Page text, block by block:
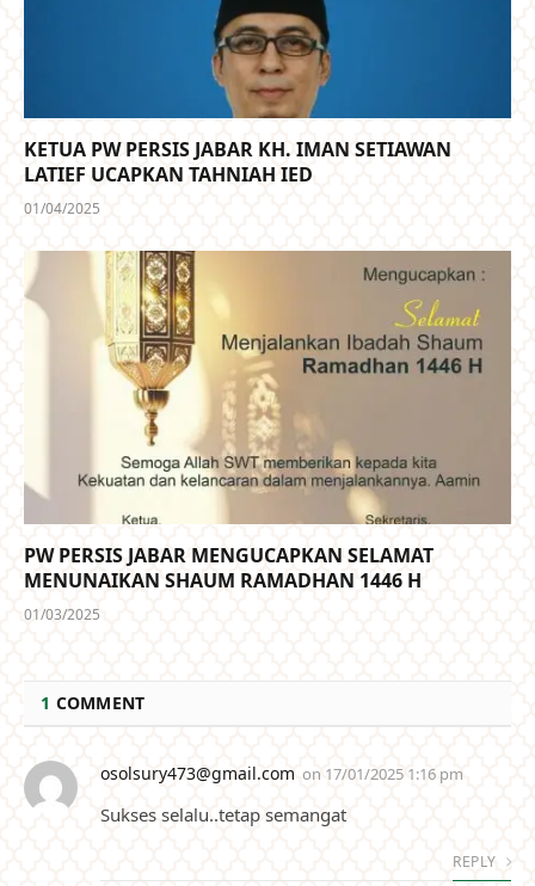
KETUA PW PERSIS JABAR KH. IMAN SETIAWAN
LATIEF UCAPKAN TAHNIAH IED
01/04/2025
PW PERSIS JABAR MENGUCAPKAN SELAMAT
MENUNAIKAN SHAUM RAMADHAN 1446 H
01/03/2025
1 COMMENT
osolsury473@gmail.com on 17/01/2025 1:16 pm
Sukses selalu..tetap semangat
REPLY